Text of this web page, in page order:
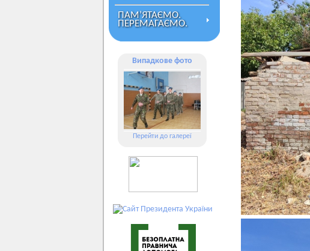
ПАМ’ЯТАЄМО.
ПЕРЕМАГАЄМО.
Випадкове фото
Перейти до галереї